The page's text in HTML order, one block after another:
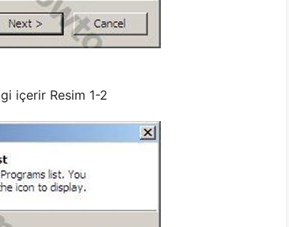
içerir Resim 1-2